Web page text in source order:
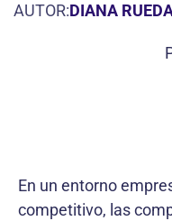
AUTOR:DIANA
En un entorno
competitivo, las